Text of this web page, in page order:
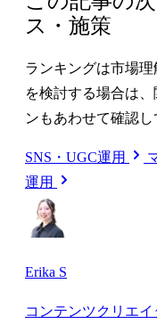
ス・施策
ランキングは市場
を検討する場合は
ンもあわせて確認し
SNS・UGC運用
運用
Erika S
コンテンツクリエイ